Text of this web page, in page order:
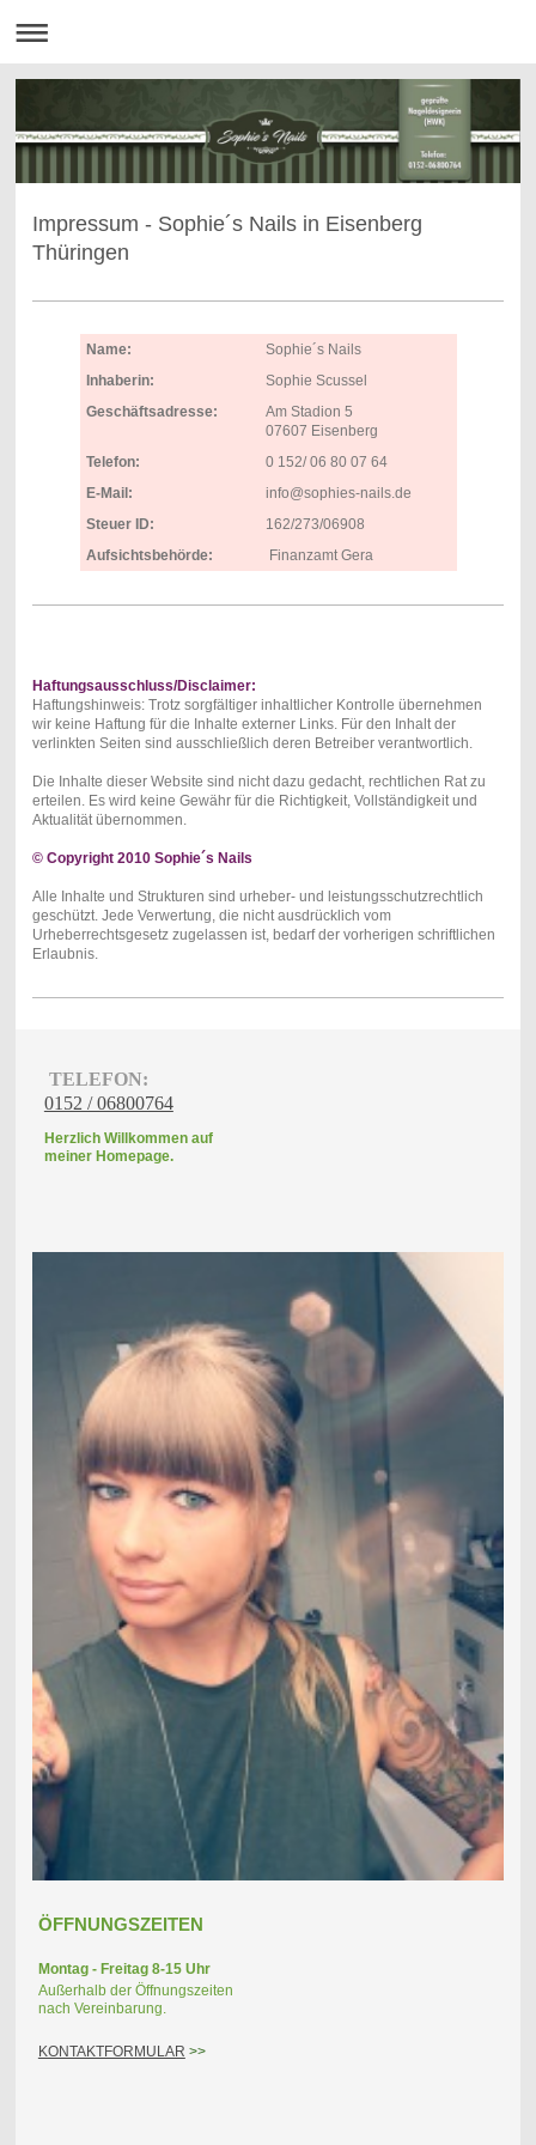
Impressum - Sophie´s Nails in Eisenberg
Thüringen
Name:
Sophie´s Nails
Inhaberin:
Sophie Scussel
Geschäftsadresse:
Am Stadion 5
07607 Eisenberg
Telefon:
0 152/ 06 80 07 64
E-Mail:
info@sophies-nails.de
Steuer ID:
162/273/06908
Aufsichtsbehörde:
Finanzamt Gera
Haftungsausschluss/Disclaimer:
Haftungshinweis: Trotz sorgfältiger inhaltlicher Kontrolle übernehmen
wir keine Haftung für die Inhalte externer Links. Für den Inhalt der
verlinkten Seiten sind ausschließlich deren Betreiber verantwortlich.
Die Inhalte dieser Website sind nicht dazu gedacht, rechtlichen Rat zu
erteilen. Es wird keine Gewähr für die Richtigkeit, Vollständigkeit und
Aktualität übernommen.
© Copyright 2010 Sophie´s Nails
Alle Inhalte und Strukturen sind urheber- und leistungsschutzrechtlich
geschützt. Jede Verwertung, die nicht ausdrücklich vom
Urheberrechtsgesetz zugelassen ist, bedarf der vorherigen schriftlichen
Erlaubnis.
TELEFON:
0152 / 06800764
Herzlich Willkommen auf
meiner Homepage.
ÖFFNUNGSZEITEN
Montag - Freitag 8-15Uhr
Außerhalb der Öffnungszeiten
nach Vereinbarung.
KONTAKTFORMULAR >>